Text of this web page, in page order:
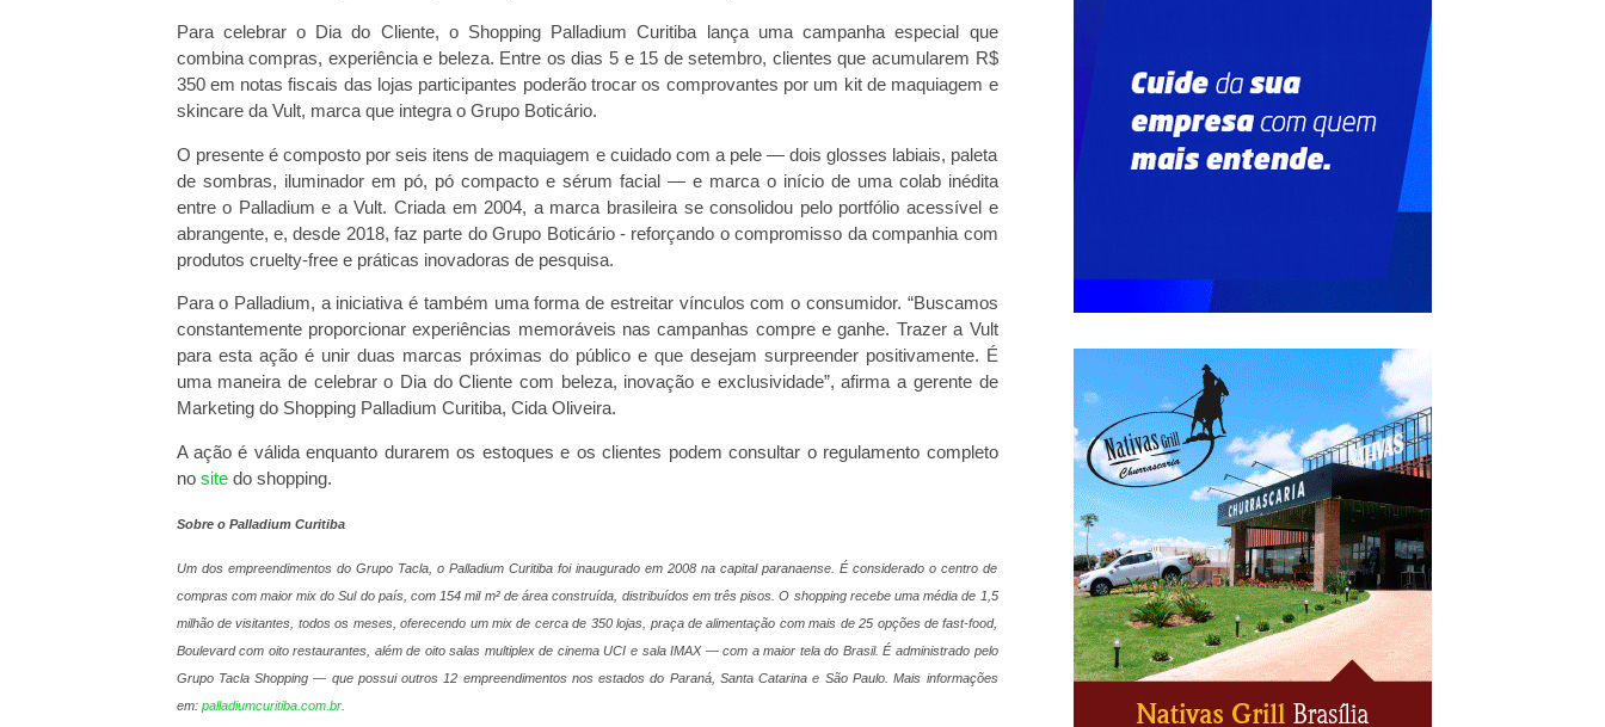
Para celebrar o Dia do Cliente, o Shopping Palladium Curitiba lança uma campanha especial que
combina compras, experiência e beleza. Entre os dias 5 e 15 de setembro, clientes que acumularem R$
350 em notas fiscais das lojas participantes poderão trocar os comprovantes por um kit de maquiagem e
skincare da Vult, marca que integra o Grupo Boticário.
O presente é composto por seis itens de maquiagem e cuidado com a pele — dois glosses labiais, paleta
de sombras, iluminador em pó, pó compacto e sérum facial — e marca o início de uma colab inédita
entre o Palladium e a Vult. Criada em 2004, a marca brasileira se consolidou pelo portfólio acessível e
abrangente, e, desde 2018, faz parte do Grupo Boticário - reforçando o compromisso da companhia com
produtos cruelty-free e práticas inovadoras de pesquisa.
Para o Palladium, a iniciativa é também uma forma de estreitar vínculos com o consumidor. “Buscamos
constantemente proporcionar experiências memoráveis nas campanhas compre e ganhe. Trazer a Vult
para esta ação é unir duas marcas próximas do público e que desejam surpreender positivamente. É
uma maneira de celebrar o Dia do Cliente com beleza, inovação e exclusividade”, afirma a gerente de
Marketing do Shopping Palladium Curitiba, Cida Oliveira.
A ação é válida enquanto durarem os estoques e os clientes podem consultar o regulamento completo
no sitedo shopping.
Sobre o Palladium Curitiba
Um dos empreendimentos do Grupo Tacla, o Palladium Curitiba foi inaugurado em 2008 na capital paranaense. É considerado o centro de
compras com maior mix do Sul do país, com 154 mil m² de área construída, distribuídos em três pisos. O shopping recebe uma média de 1,5
milhão de visitantes, todos os meses, oferecendo um mix de cerca de 350 lojas, praça de alimentação com mais de 25 opções de fast-food,
Boulevard com oito restaurantes, além de oito salas multiplex de cinema UCI e sala IMAX — com a maior tela do Brasil. É administrado pelo
Grupo Tacla Shopping — que possui outros 12 empreendimentos nos estados do Paraná, Santa Catarina e São Paulo. Mais informações
em: palladiumcuritiba.com.br.